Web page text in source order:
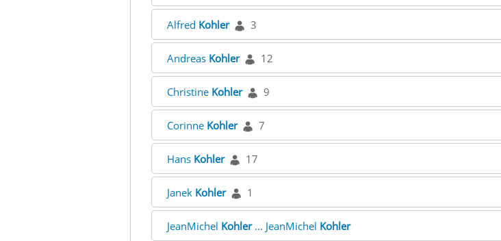
Alfred Kohler 3
Andreas Kohler 12
Christine Kohler 9
Corinne Kohler 7
Hans Kohler 17
Janek Kohler 1
JeanMichel Kohler... JeanMichel Kohler